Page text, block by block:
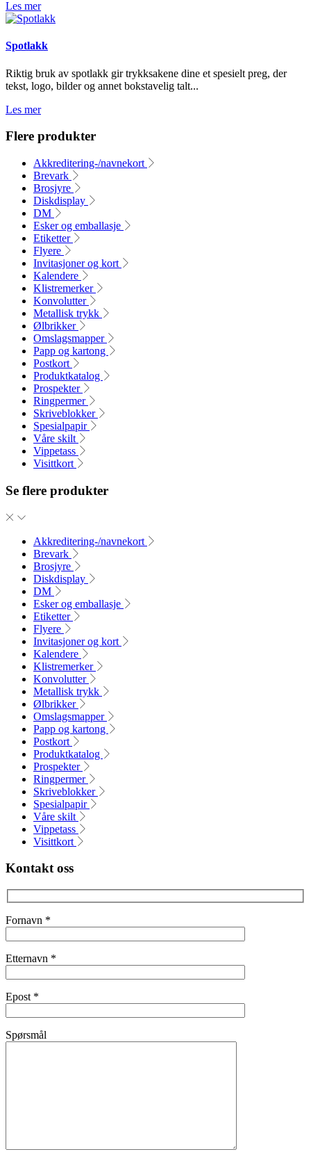
Les mer
Spotlakk
Riktig bruk av spotlakk gir trykksakene dine et spesielt preg, der
tekst, logo, bilder og annet bokstavelig talt...
Les mer
Flere produkter
Akkreditering-/navnekort
Brevark
Brosjyre
Diskdisplay
DM
Esker og emballasje
Etiketter
Flyere
Invitasjoner og kort
Kalendere
Klistremerker
Konvolutter
Metallisk trykk
Ølbrikker
Omslagsmapper
Papp og kartong
Postkort
Produktkatalog
Prospekter
Ringpermer
Skriveblokker
Spesialpapir
Våre skilt
Vippetass
Visittkort
Se flere produkter
Akkreditering-/navnekort
Brevark
Brosjyre
Diskdisplay
DM
Esker og emballasje
Etiketter
Flyere
Invitasjoner og kort
Kalendere
Klistremerker
Konvolutter
Metallisk trykk
Ølbrikker
Omslagsmapper
Papp og kartong
Postkort
Produktkatalog
Prospekter
Ringpermer
Skriveblokker
Spesialpapir
Våre skilt
Vippetass
Visittkort
Kontakt oss
Fornavn *
Etternavn *
Epost *
Spørsmål